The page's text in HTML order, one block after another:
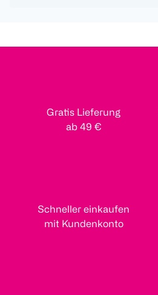
Gratis Lieferung
ab 49 €
Schneller einkaufen
mit Kundenkonto